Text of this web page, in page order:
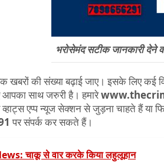
भरोसेमंद सटीक जानकारी देने
खबरों की संख्या बढ़ाई जाए। इसके लिए कई
साथ जरुरी है। हमारे
एप्प न्यूज सेक्शन से जुड़ना चाहते हैं या
पर संपर्क कर सकते हैं।
चाकू से वार करके किया लहुलूहान